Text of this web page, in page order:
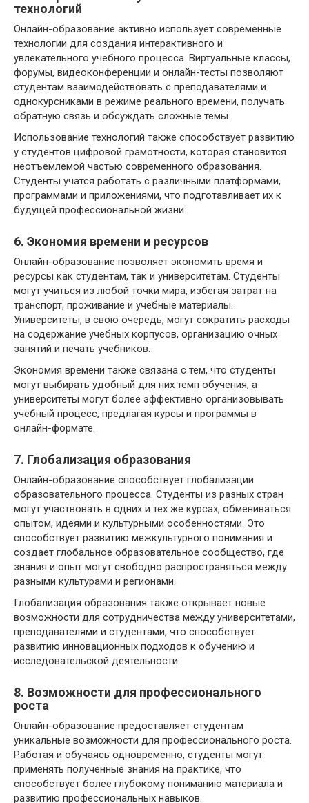
технологий
Онлайн-образование активно использует современные
технологии для создания интерактивного и
увлекательного учебного процесса. Виртуальные классы,
форумы, видеоконференции и онлайн-тесты позволяют
студентам взаимодействовать с преподавателями и
однокурсниками в режиме реального времени, получать
обратную связь и обсуждать сложные темы.
Использование технологий также способствует развитию
у студентов цифровой грамотности, которая становится
неотъемлемой частью современного образования.
Студенты учатся работать с различными платформами,
программами и приложениями, что подготавливает их к
будущей профессиональной жизни.
6. Экономия времени и ресурсов
Онлайн-образование позволяет экономить время и
ресурсы как студентам, так и университетам. Студенты
могут учиться из любой точки мира, избегая затрат на
транспорт, проживание и учебные материалы.
Университеты, в свою очередь, могут сократить расходы
на содержание учебных корпусов, организацию очных
занятий и печать учебников.
Экономия времени также связана с тем, что студенты
могут выбирать удобный для них темп обучения, а
университеты могут более эффективно организовывать
учебный процесс, предлагая курсы и программы в
онлайн-формате.
7. Глобализация образования
Онлайн-образование способствует глобализации
образовательного процесса. Студенты из разных стран
могут участвовать в одних и тех же курсах, обмениваться
опытом, идеями и культурными особенностями. Это
способствует развитию межкультурного понимания и
создает глобальное образовательное сообщество, где
знания и опыт могут свободно распространяться между
разными культурами и регионами.
Глобализация образования также открывает новые
возможности для сотрудничества между университетами,
преподавателями и студентами, что способствует
развитию инновационных подходов к обучению и
исследовательской деятельности.
8. Возможности для профессионального
роста
Онлайн-образование предоставляет студентам
уникальные возможности для профессионального роста.
Работая и обучаясь одновременно, студенты могут
применять полученные знания на практике, что
способствует более глубокому пониманию материала и
развитию профессиональных навыков.